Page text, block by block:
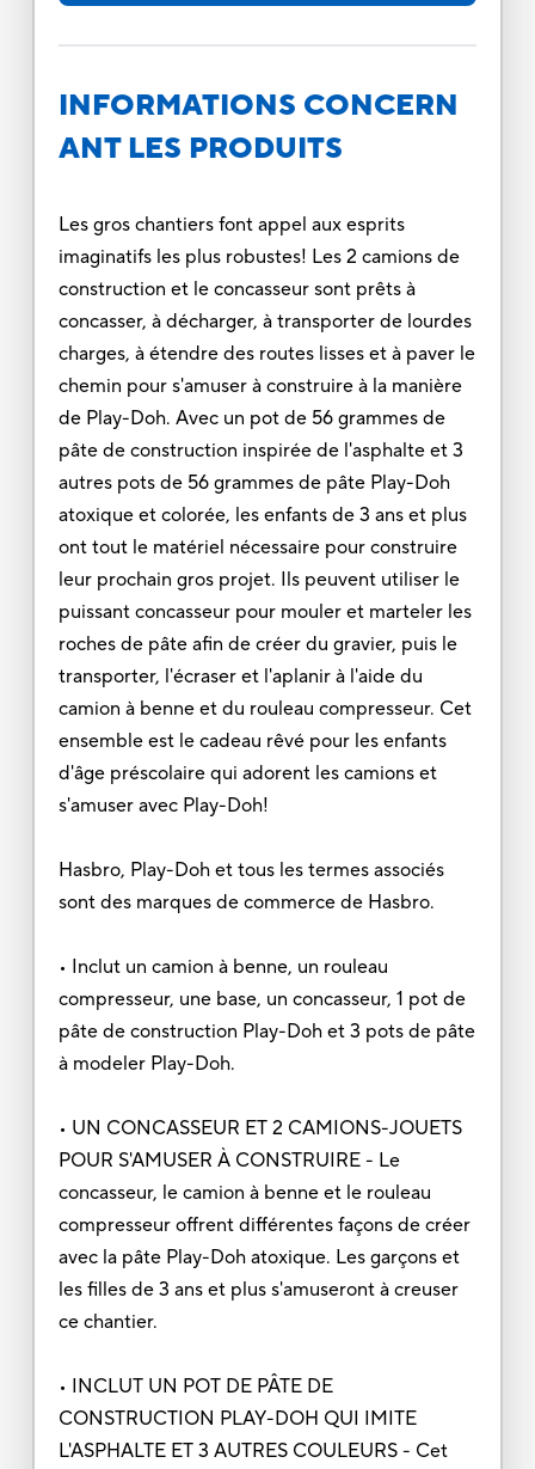
INFORMATIONS CONCERN
ANT LES PRODUITS
Les gros chantiers font appel aux esprits
imaginatifs les plus robustes! Les 2 camions de
construction et le concasseur sont prêts à
concasser, à décharger, à transporter de lourdes
charges, à étendre des routes lisses et à paver le
chemin pour s'amuser à construire à la manière
de Play-Doh. Avec un pot de 56 grammes de
pâte de construction inspirée de l'asphalte et 3
autres pots de 56 grammes de pâte Play-Doh
atoxique et colorée, les enfants de 3 ans et plus
ont tout le matériel nécessaire pour construire
leur prochain gros projet. Ils peuvent utiliser le
puissant concasseur pour mouler et marteler les
roches de pâte afin de créer du gravier, puis le
transporter, l'écraser et l'aplanir à l'aide du
camion à benne et du rouleau compresseur. Cet
ensemble est le cadeau rêvé pour les enfants
d'âge préscolaire qui adorent les camions et
s'amuser avec Play-Doh!
Hasbro, Play-Doh et tous les termes associés
sont des marques de commerce de Hasbro.
• Inclut un camion à benne, un rouleau
compresseur, une base, un concasseur, 1 pot de
pâte de construction Play-Doh et 3 pots de pâte
à modeler Play-Doh.
• UN CONCASSEUR ET 2 CAMIONS-JOUETS
POUR S'AMUSER À CONSTRUIRE - Le
concasseur, le camion à benne et le rouleau
compresseur offrent différentes façons de créer
avec la pâte Play-Doh atoxique. Les garçons et
les filles de 3 ans et plus s'amuseront à creuser
ce chantier.
• INCLUT UN POT DE PÂTE DE
CONSTRUCTION PLAY-DOH QUI IMITE
L'ASPHALTE ET 3 AUTRES COULEURS - Cet